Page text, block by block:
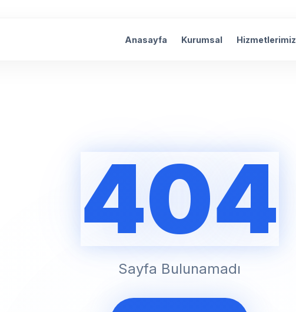
Anasayfa Kurumsal Hizmetlerimiz
404
Sayfa Bulunamadı